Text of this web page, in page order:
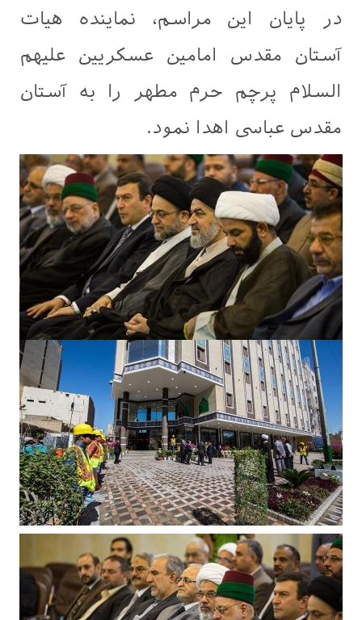
در پایان این مراسم، نماینده هیات
آستان مقدس امامین عسکریین علیهم
السلام پرچم حرم مطهر را به آستان
مقدس عباسی اهدا نمود.